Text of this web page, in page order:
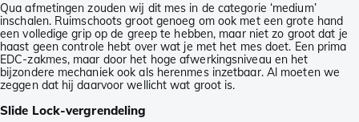
Qua afmetingen zouden wij dit mes in de categorie ‘medium’
inschalen. Ruimschoots groot genoeg om ook met een grote hand
een volledige grip op de greep te hebben, maar niet zo groot dat je
haast geen controle hebt over wat je met het mes doet. Een prima
EDC-zakmes, maar door het hoge afwerkingsniveau en het
bijzondere mechaniek ook als herenmes inzetbaar. Al moeten we
zeggen dat hij daarvoor wellicht wat groot is.
Slide Lock-vergrendeling